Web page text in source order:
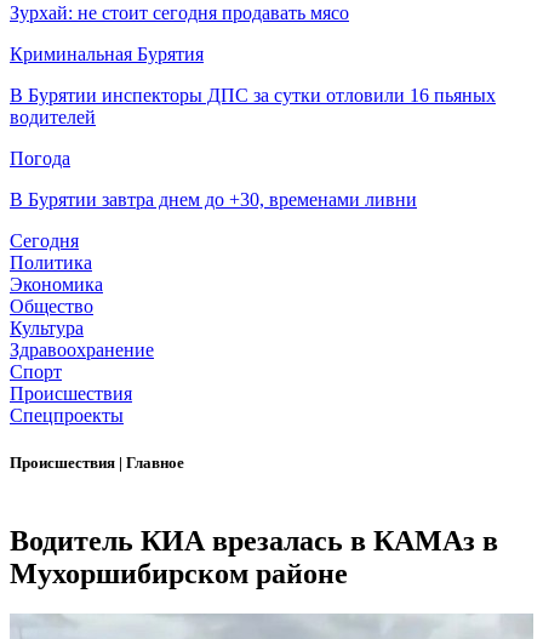
Зурхай: не стоит сегодня продавать мясо
Криминальная Бурятия
В Бурятии инспекторы ДПС за сутки отловили 16 пьяных
водителей
Погода
В Бурятии завтра днем до +30, временами ливни
Сегодня
Политика
Экономика
Общество
Культура
Здравоохранение
Спорт
Происшествия
Спецпроекты
Происшествия | Главное
Водитель КИА врезалась в КАМАз в
Мухоршибирском районе